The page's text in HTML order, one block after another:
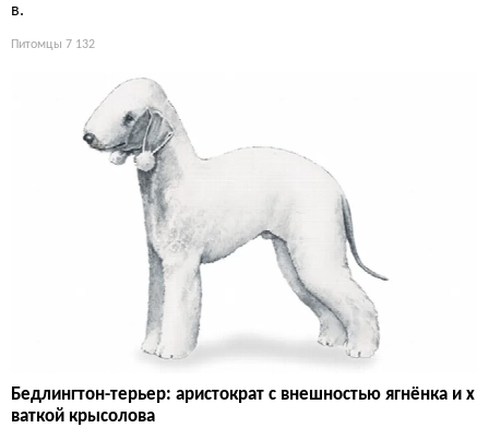
в.
Питомцы 7 132
Бедлингтон-терьер: аристократ с внешностью ягнёнка и х
ваткой крысолова